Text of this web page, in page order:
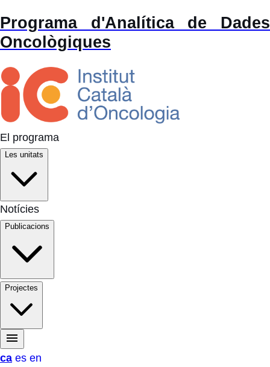
Programa d'Analítica de Dades
Oncològiques
El programa
Les unitats
Notícies
Publicacions
Projectes
ca es en